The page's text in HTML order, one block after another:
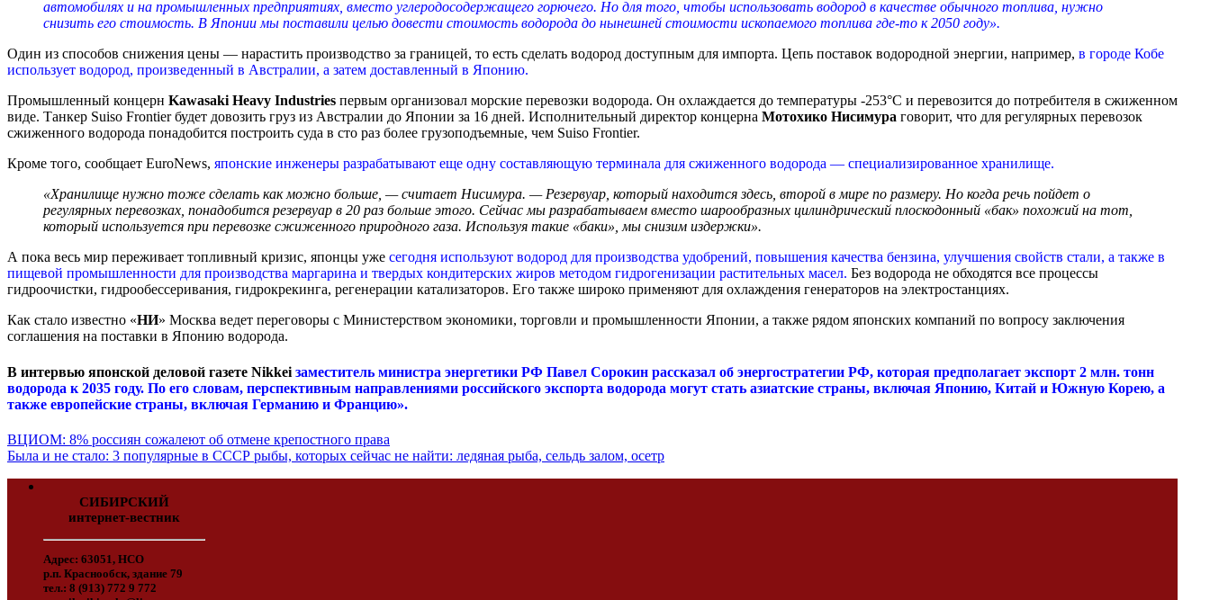
автомобилях и на промышленных предприятиях, вместо углеродосодержащего горючего. Но для того, чтобы использовать водород в качестве обычного топлива, нужно
снизить его стоимость. В Японии мы поставили целью довести стоимость водорода до нынешней стоимости ископаемого топлива где-то к 2050 году».
Один из способов снижения цены — нарастить производство за границей, то есть сделать водород доступным для импорта. Цепь поставок водородной энергии, например, в городе Кобе
использует водород, произведенный в Австралии, а затем доставленный в Японию.
Промышленный концерн Kawasaki Heavy Industries первым организовал морские перевозки водорода. Он охлаждается до температуры -253°С и перевозится до потребителя в сжиженном
виде. Танкер Suiso Frontier будет довозить груз из Австралии до Японии за 16 дней. Исполнительный директор концерна Мотохико Нисимура говорит, что для регулярных перевозок
сжиженного водорода понадобится построить суда в сто раз более грузоподъемные, чем Suiso Frontier.
Кроме того, сообщает EuroNews, японские инженеры разрабатывают еще одну составляющую терминала для сжиженного водорода — специализированное хранилище.
«Хранилище нужно тоже сделать как можно больше, — считает Нисимура. — Резервуар, который находится здесь, второй в мире по размеру. Но когда речь пойдет о
регулярных перевозках, понадобится резервуар в 20 раз больше этого. Сейчас мы разрабатываем вместо шарообразных цилиндрический плоскодонный «бак» похожий на тот,
который используется при перевозке сжиженного природного газа. Используя такие «баки», мы снизим издержки».
А пока весь мир переживает топливный кризис, японцы уже сегодня используют водород для производства удобрений, повышения качества бензина, улучшения свойств стали, а также в
пищевой промышленности для производства маргарина и твердых кондитерских жиров методом гидрогенизации растительных масел. Без водорода не обходятся все процессы
гидроочистки, гидрообессеривания, гидрокрекинга, регенерации катализаторов. Его также широко применяют для охлаждения генераторов на электростанциях.
Как стало известно «НИ» Москва ведет переговоры с Министерством экономики, торговли и промышленности Японии, а также рядом японских компаний по вопросу заключения
соглашения на поставки в Японию водорода.
В интервью японской деловой газете Nikkei заместитель министра энергетики РФ Павел Сорокин рассказал об энергостратегии РФ, которая предполагает экспорт 2 млн. тонн
водорода к 2035 году. По его словам, перспективным направлениями российского экспорта водорода могут стать азиатские страны, включая Японию, Китай и Южную Корею, а
также европейские страны, включая Германию и Францию».
ВЦИОМ: 8% россиян сожалеют об отмене крепостного права
Была и не стало: 3 популярные в СССР рыбы, которых сейчас не найти: ледяная рыба, сельдь залом, осетр
СИБИРСКИЙ
интернет-вестник
Адрес: 63051, НСО
р.п. Краснообск, здание 79
тел.: 8 (913) 772 9 772